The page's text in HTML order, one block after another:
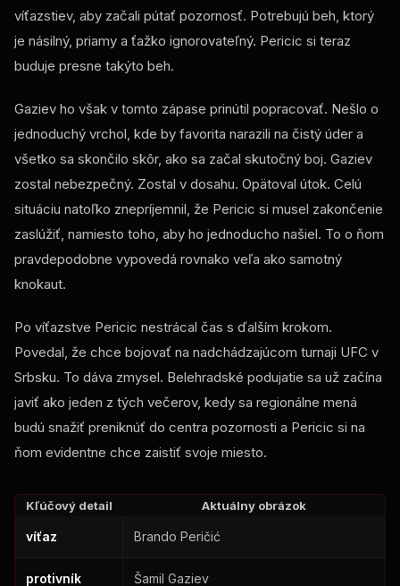
víťazstiev, aby začali pútať pozornosť. Potrebujú beh, ktorý
je násilný, priamy a ťažko ignorovateľný. Pericic si teraz
buduje presne takýto beh.
Gaziev ho však v tomto zápase prinútil popracovať. Nešlo o
jednoduchý vrchol, kde by favorita narazili na čistý úder a
všetko sa skončilo skôr, ako sa začal skutočný boj. Gaziev
zostal nebezpečný. Zostal v dosahu. Opätoval útok. Celú
situáciu natoľko znepríjemnil, že Pericic si musel zakončenie
zaslúžiť, namiesto toho, aby ho jednoducho našiel. To o ňom
pravdepodobne vypovedá rovnako veľa ako samotný
knokaut.
Po víťazstve Pericic nestrácal čas s ďalším krokom.
Povedal, že chce bojovať na nadchádzajúcom turnaji UFC v
Srbsku. To dáva zmysel. Belehradské podujatie sa už začína
javiť ako jeden z tých večerov, kedy sa regionálne mená
budú snažiť preniknúť do centra pozornosti a Pericic si na
ňom evidentne chce zaistiť svoje miesto.
Kľúčový detail Aktuálny obrázok
víťaz Brando Peričić
protivník Šamil Gaziev